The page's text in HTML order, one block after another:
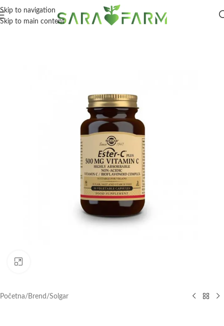
Skip to navigation
Skip to main content
Početna/Brend /Solgar